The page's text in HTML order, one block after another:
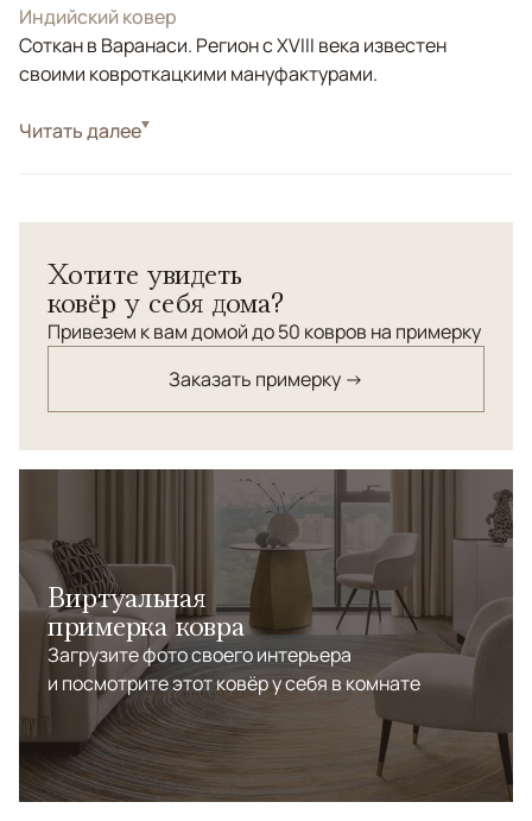
Индийский ковер
Соткан в Варанаси. Регион с XVIII века известен
своими ковроткацкими мануфактурами.
СтильКлассические
вкраплениями. Выполнен с эффектом неоднородно
окрашенного орнамента.
Читать далее
Хотите увидеть
ковёр у себя дома?
Привезем к вам домой до 50 ковров на примерку
Заказать примерку →
Виртуальная
примерка ковра
Загрузите фото своего интерьера
и посмотрите этот ковёр у себя в комнате